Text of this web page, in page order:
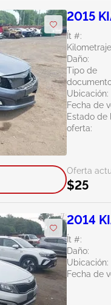
2015
Ít #:
Daño:
Tipo de
Ubicación:
Fecha de
Estado de
oferta:
Oferta
$25
2014
Ít #:
Daño:
Ubicación:
Fecha de